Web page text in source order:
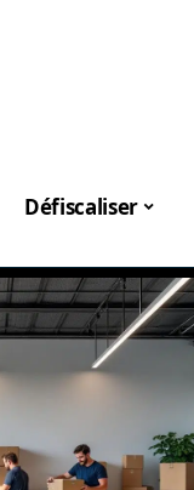
Défiscaliser